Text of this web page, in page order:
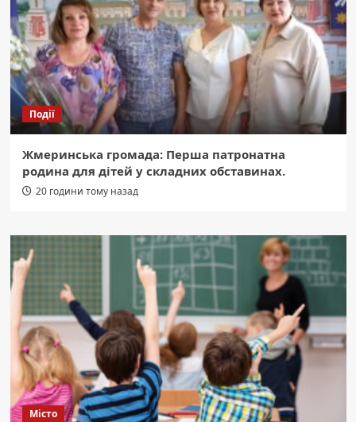
Події
Жмеринська громада: Перша патронатна
родина для дітей у складних обставинах.
20 години тому назад
Місто